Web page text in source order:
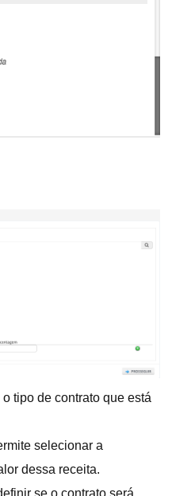
tipo de contrato que está
selecionar a
dessa receita.